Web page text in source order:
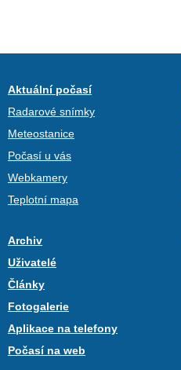
Aktuální počasí
Radarové snímky
Meteostanice
Počasí u vás
Webkamery
Teplotní mapa
Archiv
Uživatelé
Články
Fotogalerie
Aplikace na telefony
Počasí na web